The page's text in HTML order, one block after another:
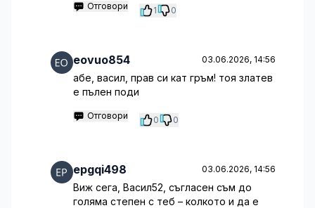
Отговори 1 0
eovuo854 03.06.2026, 14:56
абе, васил, прав си кат гръм! тоя златев
е пълен поди
Отговори 0 0
epgqi498 03.06.2026, 14:56
Виж сега, Васил52, съгласен съм до
голяма степен с теб – колкото и да е